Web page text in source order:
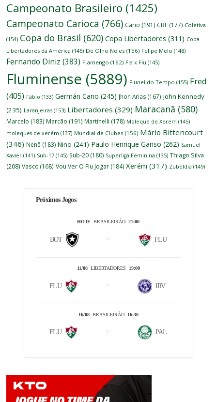
Campeonato Brasileiro (1425)
Campeonato Carioca (766) Cano (191) CBF (177) Coletiva
(154) Copa do Brasil (620) Copa Libertadores (311) Copa
Libertadores da América (145) De Olho Neles (156) Felipe Melo (148)
Fernando Diniz (383) Flamengo (162) Fla x Flu (145)
Fluminense (5889) Flunel do Tempo (155) Fred
(405) Fábio (133) Germán Cano (245) Jhon Arias (167) John Kennedy
(235) Laranjeiras (153) Libertadores (329) Maracanã (580)
Marcelo (183) Marcão (191) Martinelli (178) Moleque de Xerém (145)
moleques de xerém (137) Mundial de Clubes (156) Mário Bittencourt
(346) Nenê (183) Nino (241) Paulo Henrique Ganso (262) Samuel
Xavier (141) Sub-17 (145) Sub-20 (180) Superliga Feminina (135) Thiago Silva
(208) Vasco (168) Vou Ver O Flu Jogar (184) Xerém (317) Zubeldía (149)
Próximos Jogos
HOJE BRASILEIRÃO21:00
BOT FLU
11/08LIBERTADORES 19:00
FLU IRV
16/08BRASILEIRÃO 16:30
FLU PAL